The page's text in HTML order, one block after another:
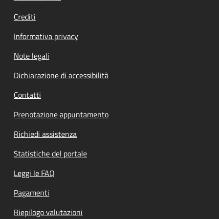
Crediti
Informativa privacy
Note legali
Dichiarazione di accessibilità
Contatti
Prenotazione appuntamento
Richiedi assistenza
Statistiche del portale
Leggi le FAQ
Pagamenti
Riepilogo valutazioni